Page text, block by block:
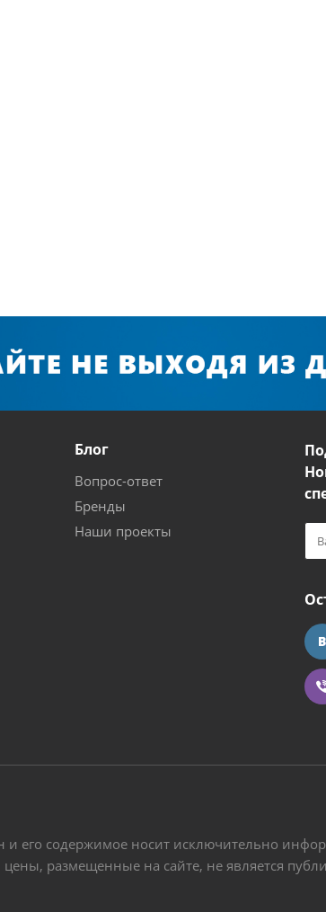
Блог
Вопрос-ответ
Бренды
Наши проекты
его содержимое носит исключительно
размещенные на сайте, не является